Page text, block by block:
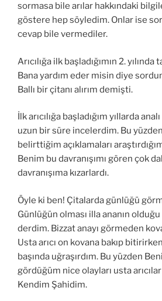
sormasa bile arılar hakkındaki
göstere hep söyledim. Onlar ise
cevap bile vermediler.
Arıcılığa ilk başladığımın 2. yılında
Bana yardım eder misin diye
Ballı bir çitanı alırım demişti.
İlk arıcılığa başladığım yıllarda
uzun bir süre incelerdim. Bu yüzden
belirttiğim açıklamaları
Benim bu davranışımı gören çok
davranışıma kızarlardı.
Öyle ki ben! Çitalarda günlüğü
Günlüğün olması illa ananın
derdim. Bizzat anayı görmeden
Usta arıcı on kovana bakıp
başında uğraşırdım. Bu yüzden
gördüğüm nice olayları usta
Kendim Şahidim.